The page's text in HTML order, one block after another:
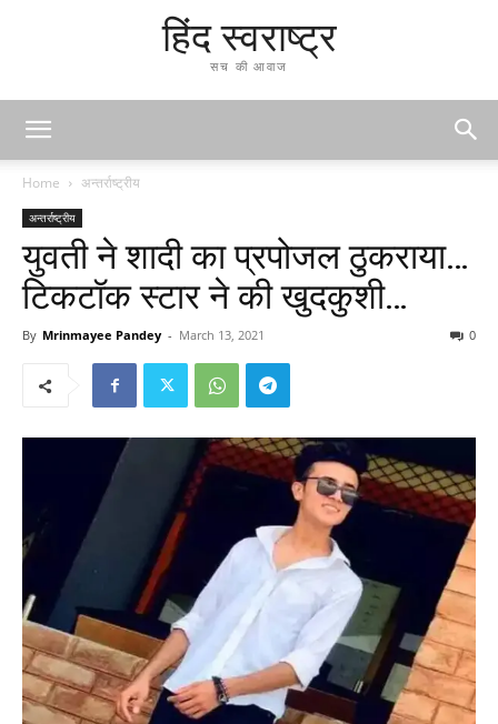
हिंद स्वराष्ट्र
सच की आवाज
Home अन्तर्राष्ट्रीय
अन्तर्राष्ट्रीय
युवती ने शादी का प्रपोजल ठुकराया…
टिकटॉक स्टार ने की खुदकुशी…
By Mrinmayee Pandey - March 13, 2021 0